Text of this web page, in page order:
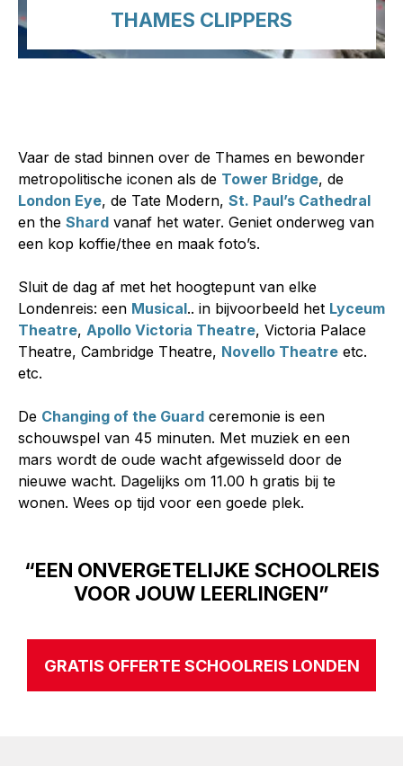
THAMES CLIPPERS
Musical
Buckingham Palace
CHANGING GUARDS
Vaar de stad binnen over de Thames en bewonder
metropolitische iconen als de Tower Bridge, de
London Eye, de Tate Modern, St. Paul’s Cathedral
en the Shard vanaf het water. Geniet onderweg van
een kop koffie/thee en maak foto’s.
Sluit de dag af met het hoogtepunt van elke
Londenreis: een Musical.. in bijvoorbeeld het Lyceum
Theatre, Apollo Victoria Theatre, Victoria Palace
Theatre, Cambridge Theatre, Novello Theatre etc.
etc.
De Changing of the Guard ceremonie is een
schouwspel van 45 minuten. Met muziek en een
mars wordt de oude wacht afgewisseld door de
nieuwe wacht. Dagelijks om 11.00 h gratis bij te
wonen. Wees op tijd voor een goede plek.
“EEN ONVERGETELIJKE SCHOOLREIS
VOOR JOUW LEERLINGEN”
GRATIS OFFERTE SCHOOLREIS LONDEN